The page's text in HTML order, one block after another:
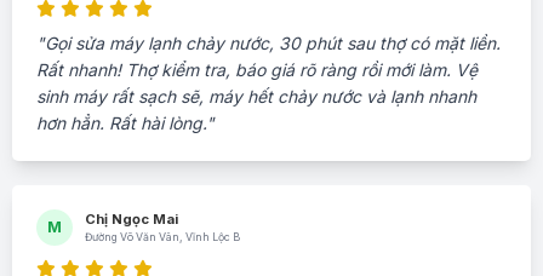
"Gọi sửa máy lạnh chảy nước, 30 phút sau thợ có mặt liền.
Rất nhanh! Thợ kiểm tra, báo giá rõ ràng rồi mới làm. Vệ
sinh máy rất sạch sẽ, máy hết chảy nước và lạnh nhanh
hơn hẳn. Rất hài lòng."
M Chị Ngọc Mai
Đường Võ Văn Vân, Vĩnh Lộc B